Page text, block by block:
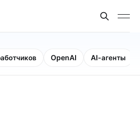
OpenAI AI-агенты